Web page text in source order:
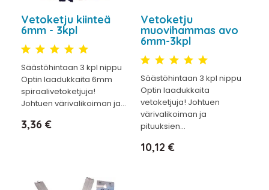
Vetoketju kiinteä
6mm - 3kpl
Säästöhintaan 3 kpl nippu
Optin laadukkaita 6mm
spiraalivetoketjuja!
Johtuen värivalikoiman ja...
Hinta
3,36 €
Vetoketju
muovihammas avo
6mm-3kpl
Säästöhintaan 3 kpl nippu
Optin laadukkaita
vetoketjuja! Johtuen
värivalikoiman ja
pituuksien...
Hinta
10,12 €